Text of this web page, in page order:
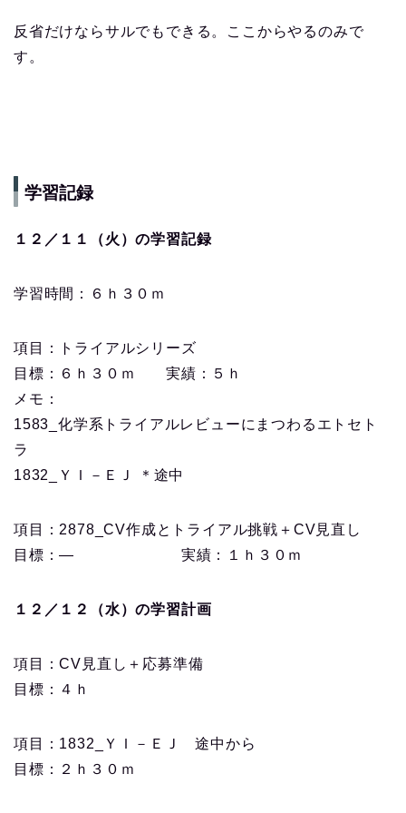
反省だけならサルでもできる。ここからやるのみで
す。
学習記録
１２／１１（火）の学習記録
学習時間：６ｈ３０ｍ
項目：トライアルシリーズ
目標：６ｈ３０ｍ 実績：５ｈ
メモ：
1583_化学系トライアルレビューにまつわるエトセト
ラ
1832_ＹＩ－ＥＪ ＊途中
項目：2878_CV作成とトライアル挑戦＋CV見直し
目標：― 実績：１ｈ３０ｍ
１２／１２（水）の学習計画
項目：CV見直し＋応募準備
目標：４ｈ
項目：1832_ＹＩ－ＥＪ 途中から
目標：２ｈ３０ｍ